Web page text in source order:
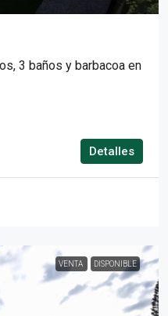
3 baños y barbacoa en
Detalles
VENTA DISPONIBLE